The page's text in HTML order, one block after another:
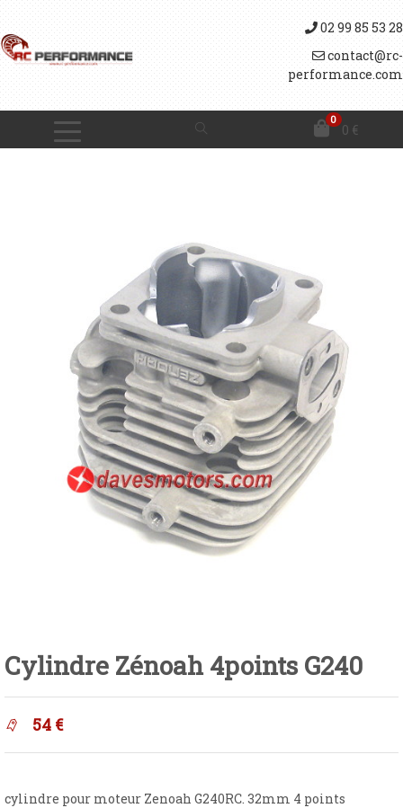
02 99 85 53 28
contact@rc-
performance.com
0
0 €
Cylindre Zénoah 4points G240
54 €
cylindre pour moteur Zenoah G240RC. 32mm 4 points